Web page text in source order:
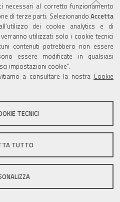
necessari al corretto funzionamento
di terze parti. Selezionando Accetta
dei cookie analytics e di
utilizzati solo i cookie tecnici
contenuti potrebbero non essere
essere modificate in qualsiasi
impostazioni cookie".
a consultare la nostra Cookie
TECNICI
TUTTO
questo sito
di Zola Predosa